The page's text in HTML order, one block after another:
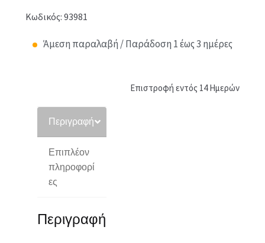
Κωδικός: 93981
Άμεση παραλαβή / Παράδοση 1 έως 3 ημέρες
Επιστροφή εντός 14 Ημερών
Περιγραφή
Επιπλέον
πληροφορί
ες
Περιγραφή